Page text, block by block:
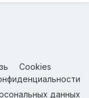
Cookies
данных